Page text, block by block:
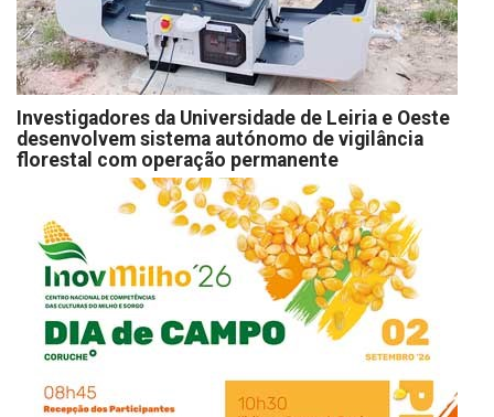
Investigadores da Universidade de Leiria e Oeste
desenvolvem sistema autónomo de vigilância
florestal com operação permanente